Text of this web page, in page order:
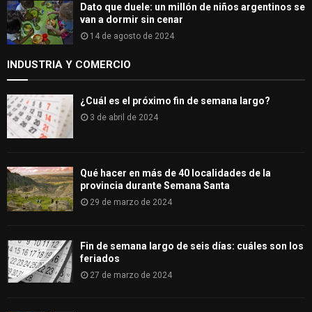
Dato que duele: un millón de niños argentinos se
van a dormir sin cenar
14 de agosto de 2024
INDUSTRIA Y COMERCIO
¿Cuál es el próximo fin de semana largo?
3 de abril de 2024
Qué hacer en más de 40 localidades de la
provincia durante Semana Santa
29 de marzo de 2024
Fin de semana largo de seis días: cuáles son los
feriados
27 de marzo de 2024